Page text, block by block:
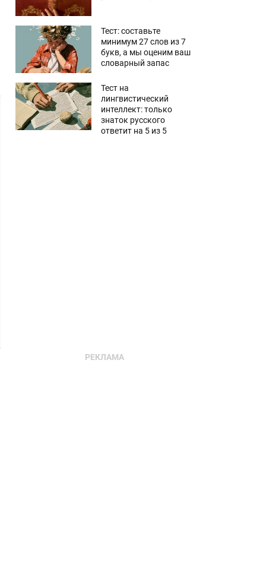
Тест: составьте
минимум 27 слов из 7
букв, а мы оценим ваш
словарный запас
Тест на
лингвистический
интеллект: только
знаток русского
ответит на 5 из 5